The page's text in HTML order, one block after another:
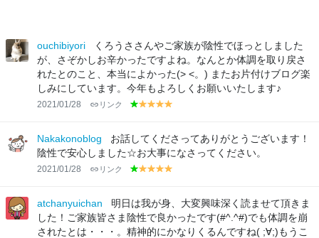
ouchibiyori
くろうささんやご家族が陰性でほっとしました
が、さぞかしお辛かったですよね。なんとか体調を取り戻さ
れたとのこと、本当によかった(> <。) またお片付けブログ楽
しみにしています。今年もよろしくお願いいたします♪
2021/01/28 リンク
g
e
e
n
y
lo
w
y
lo
w
y
lo
w
lo
w
Nakakonoblog
お話してくださってありがとうございます！
陰性で安心しました☆お大事になさってください。
2021/01/28 リンク
g
e
e
n
y
lo
w
y
lo
w
y
lo
w
lo
w
atchanyuichan
明日は我が身、大変興味深く読ませて頂きま
した！ご家族皆さま陰性で良かったです(#^.^#)でも体調を崩
されたとは・・・。精神的にかなりくるんですね( ;∀;)もうこ